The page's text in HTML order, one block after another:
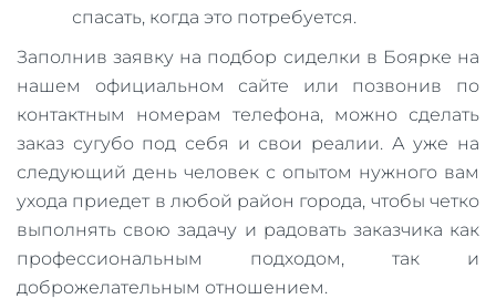
спасать, когда это потребуется.
Заполнив заявку на подбор сиделки в Боярке на
нашем официальном сайте или позвонив по
контактным номерам телефона, можно сделать
заказ сугубо под себя и свои реалии. А уже на
следующий день человек с опытом нужного вам
ухода приедет в любой район города, чтобы четко
выполнять свою задачу и радовать заказчика как
профессиональным подходом, так и
доброжелательным отношением.